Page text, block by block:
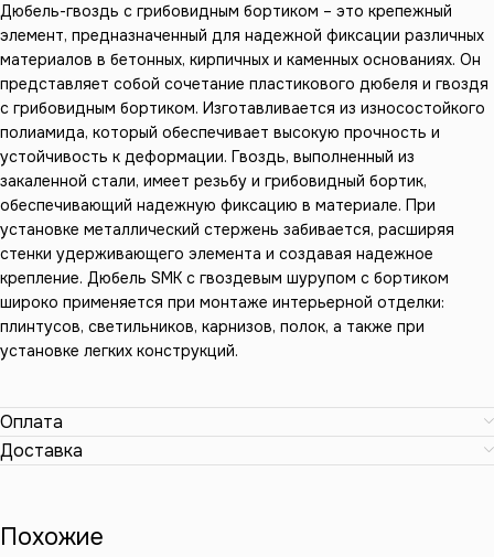
Дюбель-гвоздь с грибовидным бортиком – это крепежный
элемент, предназначенный для надежной фиксации различных
материалов в бетонных, кирпичных и каменных основаниях. Он
представляет собой сочетание пластикового дюбеля и гвоздя
с грибовидным бортиком. Изготавливается из износостойкого
полиамида, который обеспечивает высокую прочность и
устойчивость к деформации. Гвоздь, выполненный из
закаленной стали, имеет резьбу и грибовидный бортик,
обеспечивающий надежную фиксацию в материале. При
установке металлический стержень забивается, расширяя
стенки удерживающего элемента и создавая надежное
крепление. Дюбель SMK с гвоздевым шурупом с бортиком
широко применяется при монтаже интерьерной отделки:
плинтусов, светильников, карнизов, полок, а также при
установке легких конструкций.
Оплата
Доставка
Похожие